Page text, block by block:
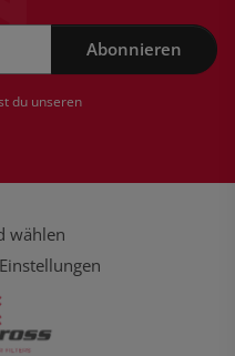
Abonnieren
du unseren
wählen